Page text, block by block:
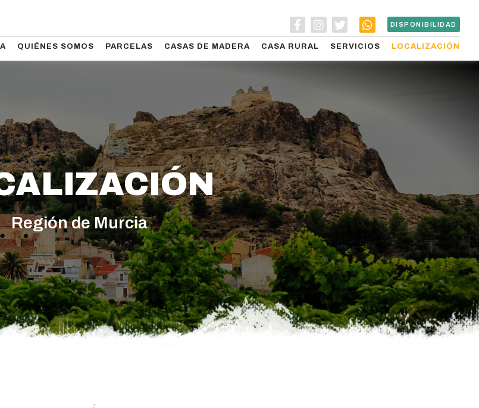
DISPONIBILIDAD
QUIÉNES SOMOS PARCELAS CASAS DE MADERA CASA RURAL SERVICIOS LOCALIZACIÓN
Región de Murcia